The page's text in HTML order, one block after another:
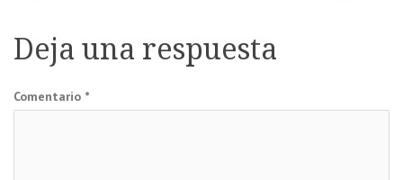
entradas
Deja una respuesta
Comentario *